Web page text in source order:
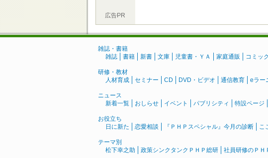
広告PR
雑誌・書籍
雑誌
書籍 新書 文庫 児童書・ＹＡ 家庭通販 コミック
研修・教材
人材育成
セミナー CD DVD・ビデオ 通信教育 eラー
ニュース
新着一覧
おしらせ イベント パブリシティ 特設ページ
お役立ち
日に新た
恋愛相談 『ＰＨＰスペシャル』今月の診断 こ
テーマ別
松下幸之助
政策シンクタンクＰＨＰ総研 社員研修のＰＨ